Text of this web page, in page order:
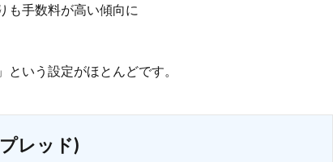
も手数料が高い傾向に
いう設定がほとんどです。
レッド)